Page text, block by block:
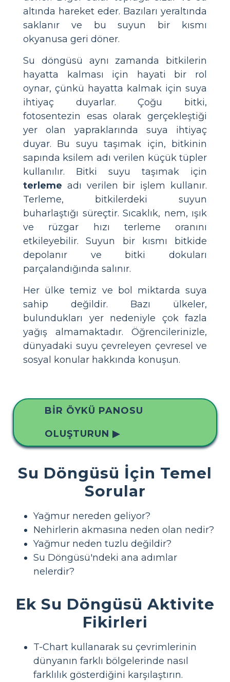
altında hareket eder. Bazıları yeraltında
saklanır ve bu suyun bir kısmı
okyanusa geri döner.
Su döngüsü aynı zamanda bitkilerin
hayatta kalması için hayati bir rol
oynar, çünkü hayatta kalmak için suya
ihtiyaç duyarlar. Çoğu bitki,
fotosentezin esas olarak gerçekleştiği
yer olan yapraklarında suya ihtiyaç
duyar. Bu suyu taşımak için, bitkinin
sapında ksilem adı verilen küçük tüpler
kullanılır. Bitki suyu taşımak için
terleme adı verilen bir işlem kullanır.
Terleme, bitkilerdeki suyun
buharlaştığı süreçtir. Sıcaklık, nem, ışık
ve rüzgar hızı terleme oranını
etkileyebilir. Suyun bir kısmı bitkide
depolanır ve bitki dokuları
parçalandığında salınır.
Her ülke temiz ve bol miktarda suya
sahip değildir. Bazı ülkeler,
bulundukları yer nedeniyle çok fazla
yağış almamaktadır. Öğrencilerinizle,
dünyadaki suyu çevreleyen çevresel ve
sosyal konular hakkında konuşun.
BIR ÖYKÜ PANOSU
OLUŞTURUN ▶
Su Döngüsü İçin Temel
Sorular
Yağmur nereden geliyor?
Nehirlerin akmasına neden olan nedir?
Yağmur neden tuzlu değildir?
Su Döngüsü'ndeki ana adımlar
nelerdir?
Ek Su Döngüsü Aktivite
Fikirleri
T-Chart kullanarak su çevrimlerinin
dünyanın farklı bölgelerinde nasıl
farklılık gösterdiğini karşılaştırın.